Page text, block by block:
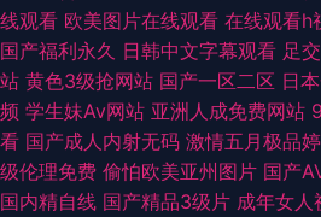
狠狠撸网 欧美日韩中国综合 亚洲色图第三页
日本视频 另类激情欧美 熟女色福利导航 中文
国产第一页影院 九九热有精品 日本女V素人
级片 亚洲黄色电影网站 91黑丝高跟骚 97色
线观看 欧美图片在线观看 在线观看h
国产福利永久 日韩中文字幕观看 足
站 黄色3级抢网站 国产一区二区 日
频 学生妹Av网站 亚洲人成免费网站
看 国产成人内射无码 激情五月极品
级伦理免费 偷怕欧美亚州图片 国产
国内精自线 国产精品3级片 成年女人